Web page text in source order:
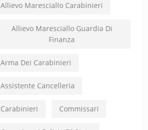
Allievo Maresciallo Carabinieri
Allievo Maresciallo Guardia Di
Finanza
Arma Dei Carabinieri
Assistente Cancelleria
Carabinieri Commissari